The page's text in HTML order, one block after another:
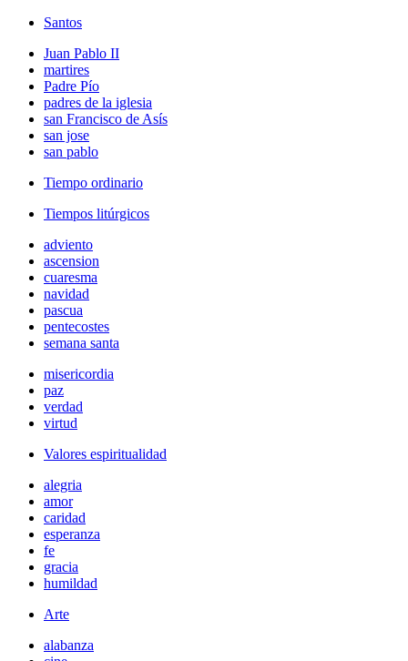
Santos
Juan Pablo II
martires
Padre Pío
padres de la iglesia
san Francisco de Asís
san jose
san pablo
Tiempo ordinario
Tiempos litúrgicos
adviento
ascension
cuaresma
navidad
pascua
pentecostes
semana santa
misericordia
paz
verdad
virtud
Valores espiritualidad
alegria
amor
caridad
esperanza
fe
gracia
humildad
Arte
alabanza